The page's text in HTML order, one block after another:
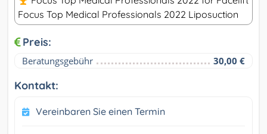
Focus Top Medical Professionals 2022 Liposuction
Preis:
Beratungsgebühr 30,00 €
Kontakt:
Vereinbaren Sie einen Termin